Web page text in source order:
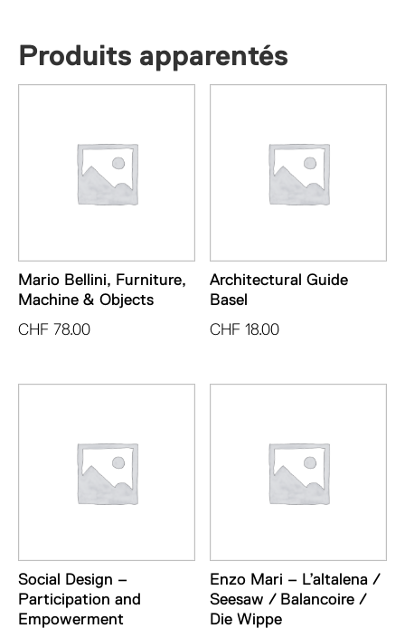
Produits apparentés
Mario Bellini, Furniture,
Machine & Objects
CHF 78.00
Architectural Guide
Basel
CHF 18.00
Social Design –
Participation and
Empowerment
Enzo Mari – L’altalena /
Seesaw / Balancoire /
Die Wippe